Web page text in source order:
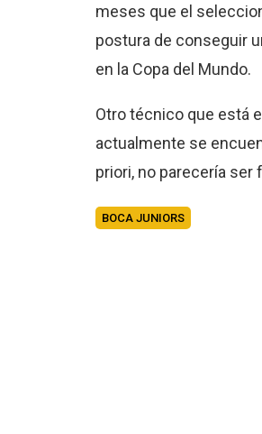
meses que el
postura de conseguir
en la Copa del Mundo.
Otro técnico que está
actualmente se
priori, no parecería
BOCA JUNIORS